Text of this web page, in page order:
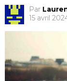
Par
15 avril